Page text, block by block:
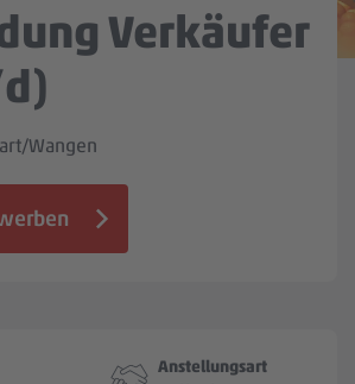
Zentrale & Vertrieb
Kandidat:innenprofil
Jobbörse
Verkäufer
Wangen
Anstellungsart